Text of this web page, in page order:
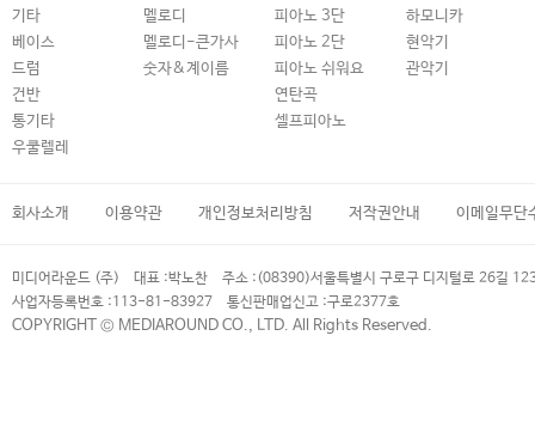
기타
베이스
드럼
건반
통기타
우쿨렐레
멜로디
멜로디-큰가사
숫자&계이름
피아노 3단
피아노 2단
피아노 쉬워요
연탄곡
셀프피아노
하모니카
현악기
관악기
회사소개 이용약관 개인정보처리방침 저작권안내 이메일무단
미디어라운드 (주) 대표 :박노찬 주소 : (08390)서울특별시 구로구 디지털로 26길
사업자등록번호 :113-81-83927 통신판매업신고 :구로2377호
COPYRIGHT © MEDIAROUND CO., LTD. All Rights Reserved.